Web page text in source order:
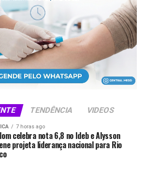
a aproximação com grandes
e estimular startups que
adaptadas ao mercado brasileiro.
a distância entre o que é lançado
inovação e o que efetivamente
prática, ao cotidiano do
WhatsApp
TENDÊNCIA VIDEOS
7 horas ago
celebra nota 6,8 no Ideb e Alysson
projeta liderança nacional para Rio